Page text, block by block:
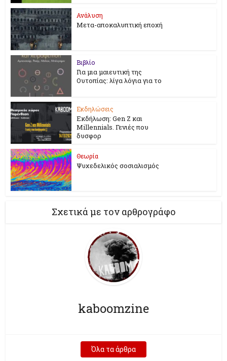
Ανάλυση
Μετα-αποκαλυπτική εποχή
Βιβλίο
Για μια μαιευτική της
Ουτοπίας: λίγα λόγια για το
Εκδηλώσεις
Εκδήλωση: Gen Z και
Millennials. Γενιές που
δυσφορ
Θεωρία
Ψυχεδελικός σοσιαλισμός
Σχετικά με τον αρθρογράφο
kaboomzine
Όλα τα άρθρα